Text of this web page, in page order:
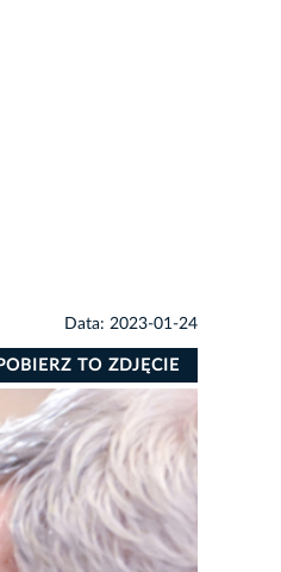
Data: 2023-01-24
POBIERZ TO ZDJĘCIE